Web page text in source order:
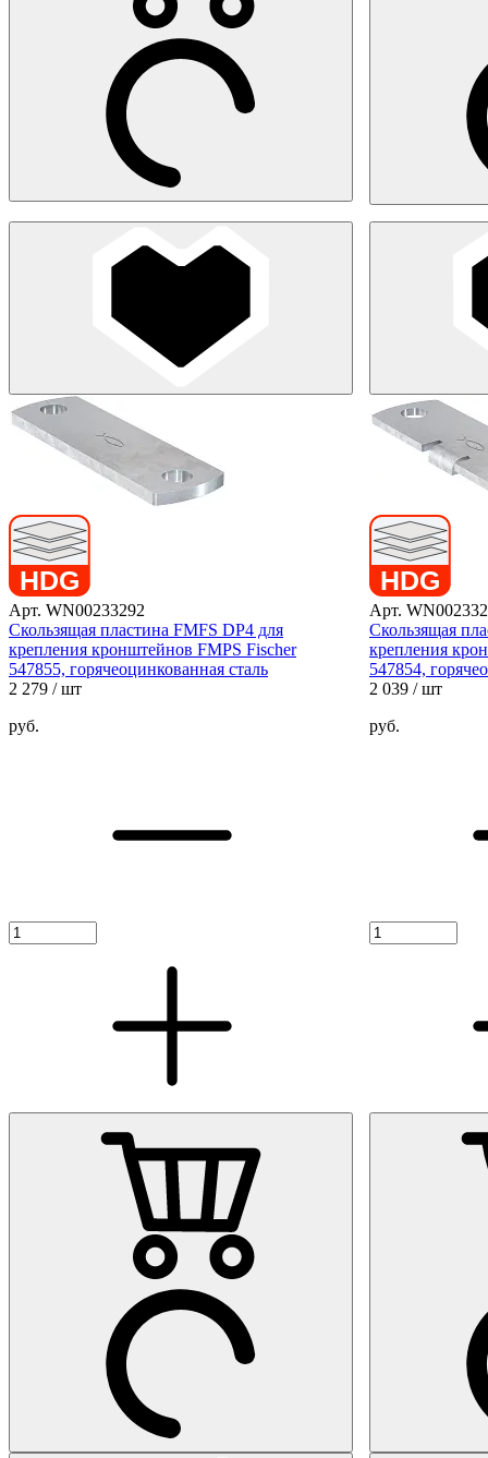
Арт. WN00233292
Скользящая пластина FMFS DP4 для
крепления кронштейнов FMPS Fischer
547855, горячеоцинкованная сталь
2 279 / шт
руб.
Арт.
Скользящая
крепления
547854,
2 039 / шт
руб.